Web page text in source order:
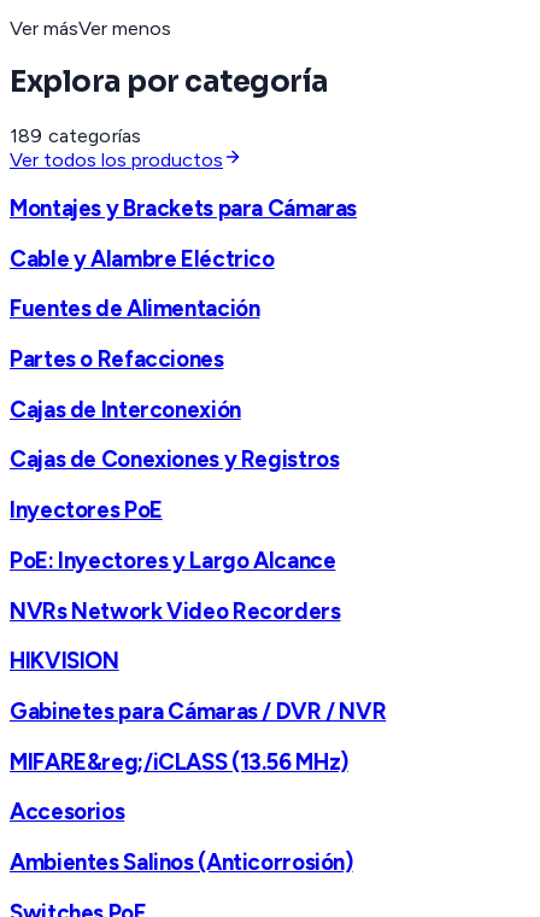
Ver másVer menos
Explora por categoría
189 categorías
Ver todos los productos
Montajes y Brackets para Cámaras
Cable y Alambre Eléctrico
Fuentes de Alimentación
Partes o Refacciones
Cajas de Interconexión
Cajas de Conexiones y Registros
Inyectores PoE
PoE: Inyectores y Largo Alcance
NVRs Network Video Recorders
HIKVISION
Gabinetes para Cámaras / DVR / NVR
MIFARE&reg;/iCLASS (13.56 MHz)
Accesorios
Ambientes Salinos (Anticorrosión)